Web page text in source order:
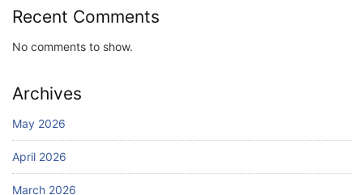
Recent Comments
No comments to show.
Archives
May 2026
April 2026
March 2026